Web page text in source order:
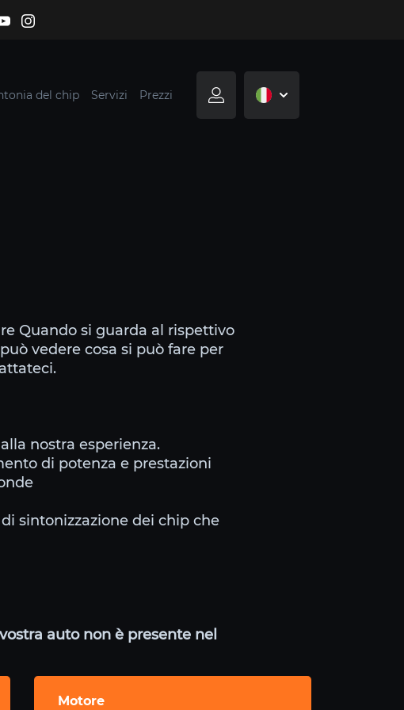
del chip Servizi Prezzi
Quando si guarda al rispettivo
vedere cosa si può fare per
nostra esperienza.
di potenza e prestazioni
sintonizzazione dei chip che
auto non è presente nel
Motore